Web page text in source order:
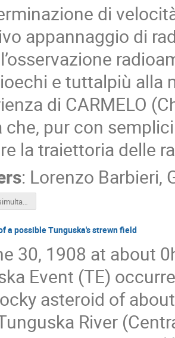
di
appannaggio di
e tuttalpiù alla
di CARMELO
che, pur con
la traiettoria delle
: Lorenzo Barbieri,
Ricezione simultanea di radiometeore con piu osservatori.pdf
a possible Tunguska's strewn field
30, 1908 at about
Event (TE)
asteroid of
River